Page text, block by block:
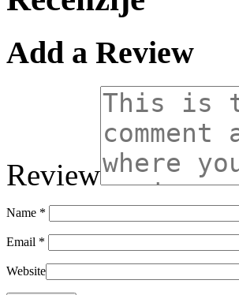
Add a Review
Review
Name *
Email *
Website